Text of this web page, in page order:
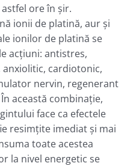
ore în şir.
ionii de platină, aur şi
ionilor de platină se
acţiuni: antistres,
cardiotonic,
nervin, regenerant
această combinaţie,
face ca efectele
resimţite imediat şi mai
toate acestea
la nivel energetic se